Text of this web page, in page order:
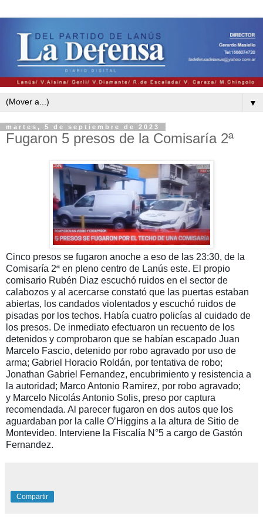
▼
martes, 5 de septiembre de 2023
Fugaron 5 presos de la Comisaría 2ª
Cinco presos se fugaron anoche a eso de las 23:30, de la
Comisaría 2ª en pleno centro de Lanús este. El propio
comisario Rubén Diaz escuchó ruidos en el sector de
calabozos y al acercarse constató que las puertas estaban
abiertas, los candados violentados y escuchó ruidos de
pisadas por los techos. Había cuatro policías al cuidado de
los presos. De inmediato efectuaron un recuento de los
detenidos y comprobaron que se habían escapado Juan
Marcelo Fascio, detenido por robo agravado por uso de
arma; Gabriel Horacio Roldán, por tentativa de robo;
Jonathan Gabriel Fernandez, encubrimiento y resistencia a
la autoridad; Marco Antonio Ramirez, por robo agravado;
y Marcelo Nicolás Antonio Solis, preso por captura
recomendada. Al parecer fugaron en dos autos que los
aguardaban por la calle O’Higgins a la altura de Sitio de
Montevideo. Interviene la Fiscalía N°5 a cargo de Gastón
Fernandez.
Compartir